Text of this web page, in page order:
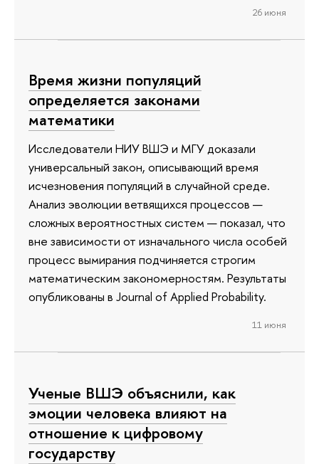
26 июня
Время жизни популяций
определяется законами
математики
Исследователи НИУ ВШЭ и МГУ доказали
универсальный закон, описывающий время
исчезновения популяций в случайной среде.
Анализ эволюции ветвящихся процессов —
сложных вероятностных систем — показал, что
вне зависимости от изначального числа особей
процесс вымирания подчиняется строгим
математическим закономерностям. Результаты
опубликованы в Journal of Applied Probability.
11 июня
Ученые ВШЭ объяснили, как
эмоции человека влияют на
отношение к цифровому
государству